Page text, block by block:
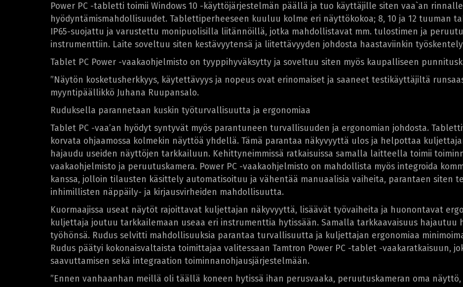
Power PC -tabletti toimii Windows 10 -käyttöjärjestelmän päällä ja tuo käyttäjille siten vaa`an
hyödyntämismahdollisuudet. Tablettiperheeseen kuuluu kolme eri näyttökokoa; 8, 10 ja 12 tuuman
IP65-suojattu ja varustettu monipuolisilla liitännöillä, jotka mahdollistavat mm. tulostimen ja
instrumenttiin. Laite soveltuu siten kestävyytensä ja liitettävyyden johdosta haastaviinkin
Tablet PC Power -vaakaohjelmisto on tyyppihyväksytty ja soveltuu siten myös kaupalliseen
”Näytön kosketusherkkyys, käytettävyys ja nopeus ovat erinomaiset ja saaneet testikäyttäjiltä
myyntipäällikkö Juhana Ruupansalo.
Ruduksella parannetaan kuskin työturvallisuutta ja ergonomiaa
Tablet PC -vaa’an hyödyt syntyvät myös parantuneen turvallisuuden ja ergonomian johdosta.
korvata ohjaamossa kolmekin näyttöä yhdellä. Tämä parantaa näkyvyyttä ulos ja helpottaa
hajaudu useiden näyttöjen tarkkailuun. Kehittyneimmissä ratkaisuissa samalla laitteella toimii
vaakaohjelmisto ja peruutuskamera. Power PC -vaakaohjelmisto on mahdollista myös integroida
kanssa, jolloin tilausten käsittely automatisoituu ja vähentää manuaalisia vaiheita, parantaen siten
inhimillisten näppäily- ja kirjausvirheiden mahdollisuutta.
Kuormaajissa useat näytöt rajoittavat kuljettajan näkyvyyttä, lisäävät työvaiheita ja huonontavat
kuljettaja joutuu tarkkailemaan useaa eri instrumenttia hytissään. Samalla tarkkaavaisuus
työhönsä. Rudus selvitti mahdollisuuksia parantaa turvallisuutta ja kuljettajan ergonomiaa
Rudus päätyi kokonaisvaltaista toimittajaa valitessaan Tamtron Power PC -tablet -vaakaratkaisuun,
saavuttamisen sekä integraation toiminnanohjausjärjestelmään.
”Ennen vanhaanhan meillä oli täällä koneen hytissä ihan perusvaaka, peruutuskameran oma